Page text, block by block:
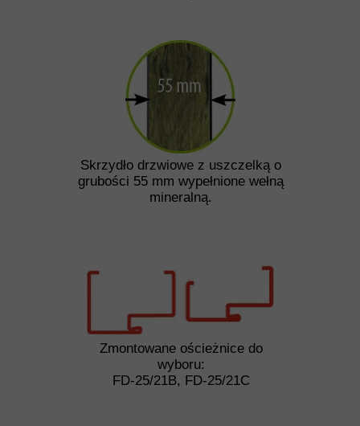
Zmontowane ościeżnice do
wyboru:
FD-25/21B, FD-25/21C
Skrzydło drzwiowe z uszczelką o
grubości 55 mm wypełnione wełną
mineralną.